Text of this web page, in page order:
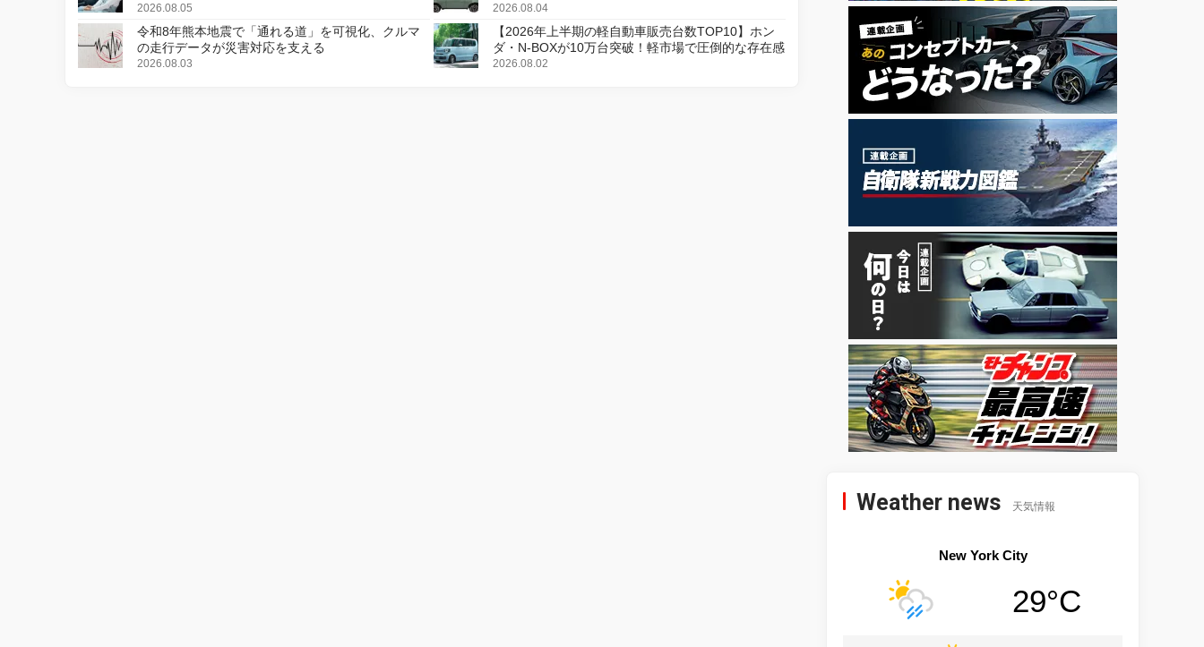
2026.08.05 2026.08.04
令和8年熊本地震で「通れる道」を可視化、クルマ
の走行データが災害対応を支える
2026.08.03
【2026年上半期の軽自動車販売台数TOP10】ホン
ダ・N-BOXが10万台突破！軽市場で圧倒的な存在感
2026.08.02
Weather news 天気情報
New York City
29°C